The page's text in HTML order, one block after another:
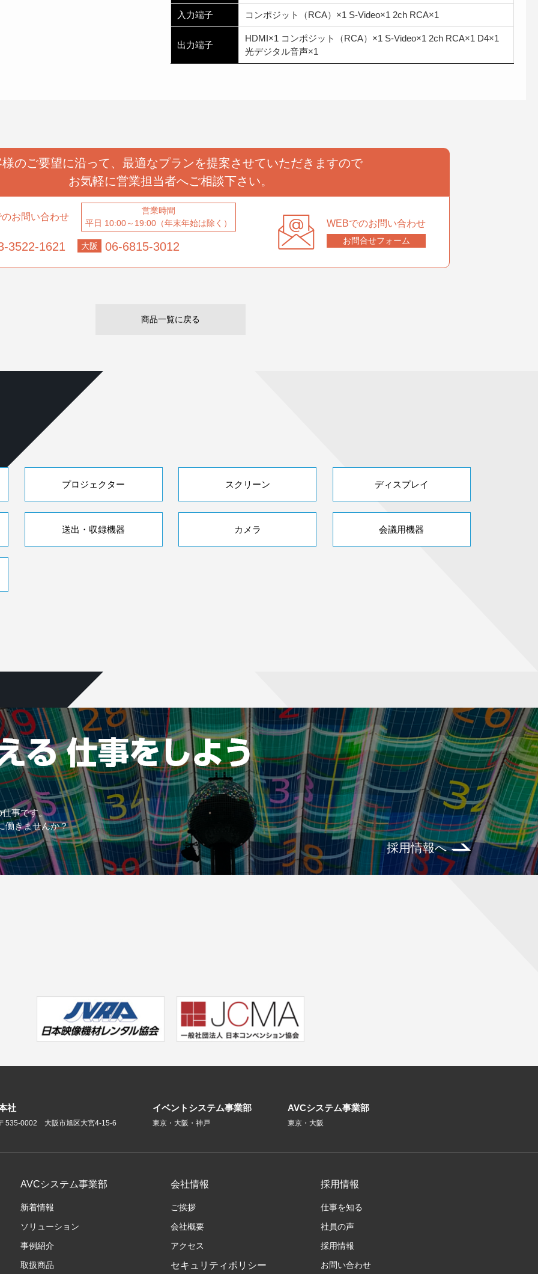
入力端子 コンポジット（RCA）×1 S-Video×1 2ch RCA×1
出力端子
HDMI×1 コンポジット（RCA）×1 S-Video×1 2ch RCA×1 D4×1
光デジタル音声×1
のご要望に沿って、 最適なプランを提案させていただきますので
お気軽に営業担当者へご相談下さい。
お問い合わせ
営業時間
平日 10:00～19:00（年末年始は除く）
3522-1621 大阪 06-6815-3012
WEBでのお問い合わせ
お問合せフォーム
商品一覧に戻る
プロジェクター スクリーン ディスプレイ
送出・収録機器 カメラ 会議用機器
仕事です。
働きませんか？
採用情報へ
社
535-0002 大阪市旭区大宮4-15-6
イベントシステム事業部
東京・大阪・神戸
AVCシステム事業部
東京・大阪
AVCシステム事業部
新着情報
ソリューション
事例紹介
取扱商品
会社情報
ご挨拶
会社概要
アクセス
セキュリティポリシー
採用情報
仕事を知る
社員の声
採用情報
お問い合わせ